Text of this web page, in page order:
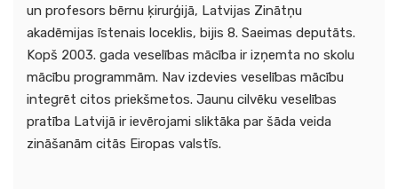
un profesors bērnu ķirurģijā, Latvijas Zinātņu
akadēmijas īstenais loceklis, bijis 8. Saeimas deputāts.
Kopš 2003. gada veselības mācība ir izņemta no skolu
mācību programmām. Nav izdevies veselības mācību
integrēt citos priekšmetos. Jaunu cilvēku veselības
pratība Latvijā ir ievērojami sliktāka par šāda veida
zināšanām citās Eiropas valstīs.